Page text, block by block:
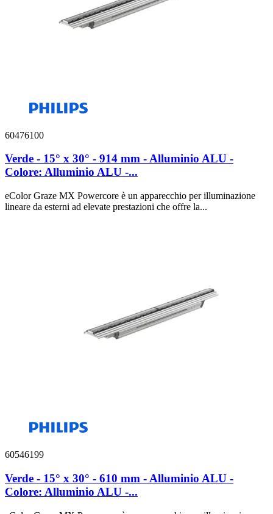
60476100
Verde - 15° x 30° - 914 mm - Alluminio ALU -
Colore: Alluminio ALU -...
eColor Graze MX Powercore è un apparecchio per illuminazione
lineare da esterni ad elevate prestazioni che offre la...
60546199
Verde - 15° x 30° - 610 mm - Alluminio ALU -
Colore: Alluminio ALU -...